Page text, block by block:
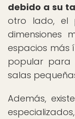
debido a su
otro lado, el
dimensiones
espacios más
popular para
salas
Además,